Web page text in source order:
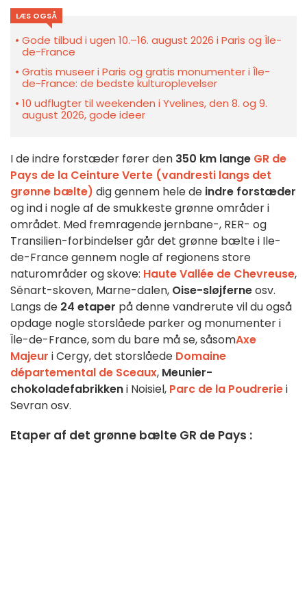
LÆS OGSÅ
Gode tilbud i ugen 10.–16. august 2026 i Paris og Île-
de-France
Gratis museer i Paris og gratis monumenter i Île-
de-France: de bedste kulturoplevelser
10 udflugter til weekenden i Yvelines, den 8. og 9.
august 2026, gode ideer
I de indre forstæder fører den 350 km lange GR de
Pays de la Ceinture Verte (vandresti langs det
grønne bælte) dig gennem hele de indre forstæder
og ind i nogle af de smukkeste grønne områder i
området. Med fremragende jernbane-, RER- og
Transilien-forbindelser går det grønne bælte i Ile-
de-France gennem nogle af regionens store
naturområder og skove: Haute Vallée de Chevreuse,
Sénart-skoven, Marne-dalen, Oise-sløjferneosv.
Langs de 24 etaper på denne vandrerute vil du også
opdage nogle storslåede parker og monumenter i
Île-de-France, som du bare må se, såsomAxe
Majeur i Cergy, det storslåede Domaine
départemental de Sceaux, Meunier-
chokoladefabrikkeni Noisiel, Parc de la Poudreriei
Sevran osv.
Etaper af det grønne bælte GR de Pays :